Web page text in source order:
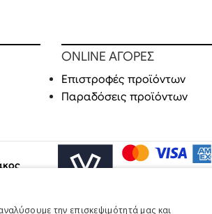
ONLINE ΑΓΟΡΕΣ
Επιστροφές προϊόντων
Παραδόσεις προϊόντων
την επισκεψιμότητά μας και